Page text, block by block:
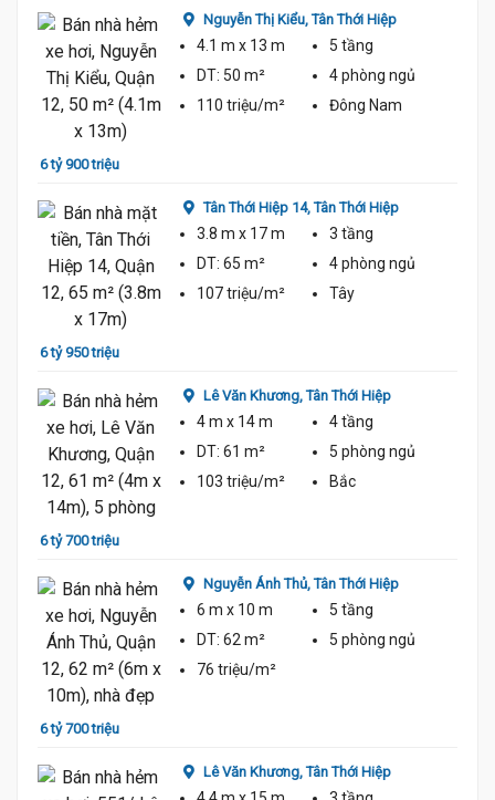
6.95 Tỷ
6 tỷ 900 triệu
Nguyễn Thị Kiểu,Tân Thới Hiệp
4.1 m x 13 m
5 tầng
DT: 50 m² 4 phòng ngủ
110 triệu/m²
Đông Nam
6 tỷ 950 triệu
Tân Thới Hiệp 14,Tân Thới Hiệp
3.8 m x 17 m
3 tầng
DT: 65 m² 4 phòng ngủ
107 triệu/m²
Tây
6 tỷ 700 triệu
Lê Văn Khương,Tân Thới Hiệp
4 m x 14 m
4 tầng
DT: 61 m² 5 phòng ngủ
103 triệu/m²
Bắc
6 tỷ 700 triệu
Nguyễn Ánh Thủ,Tân Thới Hiệp
6 m x 10 m
5 tầng
DT: 62 m² 5 phòng ngủ
76 triệu/m²
Lê Văn Khương,Tân Thới Hiệp